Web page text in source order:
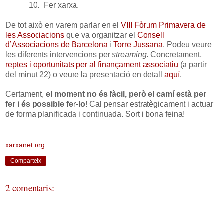
10.
Fer xarxa.
De tot això en varem parlar en el VIII Fòrum Primavera de
les Associacions que va organitzar el Consell
d’Associacions de Barcelona i Torre Jussana. Podeu veure
les diferents intervencions per streaming. Concretament,
reptes i oportunitats per al finançament associatiu (a partir
del minut 22) o veure la presentació en detall aquí.
Certament, el moment no és fàcil, però el camí està per
fer i és possible fer-lo! Cal pensar estratègicament i actuar
de forma planificada i continuada. Sort i bona feina!
xarxanet.org
Comparteix
2 comentaris: